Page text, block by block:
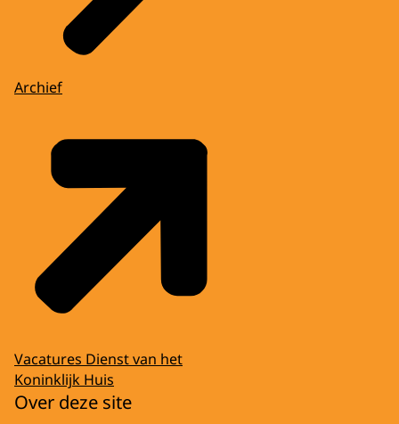
Archief
Vacatures Dienst van het
Koninklijk Huis
Over deze site